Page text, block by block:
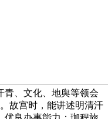
青、文化、地舆等领会
故宫时，能讲述明清汗